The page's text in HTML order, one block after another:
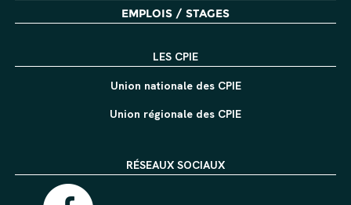
EMPLOIS / STAGES
LES CPIE
Union nationale des CPIE
Union régionale des CPIE
RÉSEAUX SOCIAUX